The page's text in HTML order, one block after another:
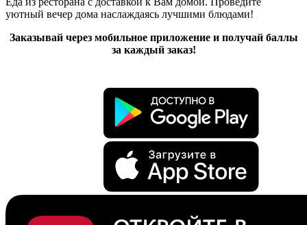
уютный вечер дома наслаждаясь лучшими блюдами!
Заказывай через мобильное приложение и получай баллы
за каждый заказ!